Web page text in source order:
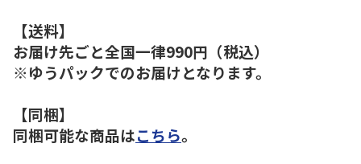
【送料】
お届け先ごと全国一律990円（税込）
※ゆうパックでのお届けとなります。
【同梱】
同梱可能な商品はこちら。